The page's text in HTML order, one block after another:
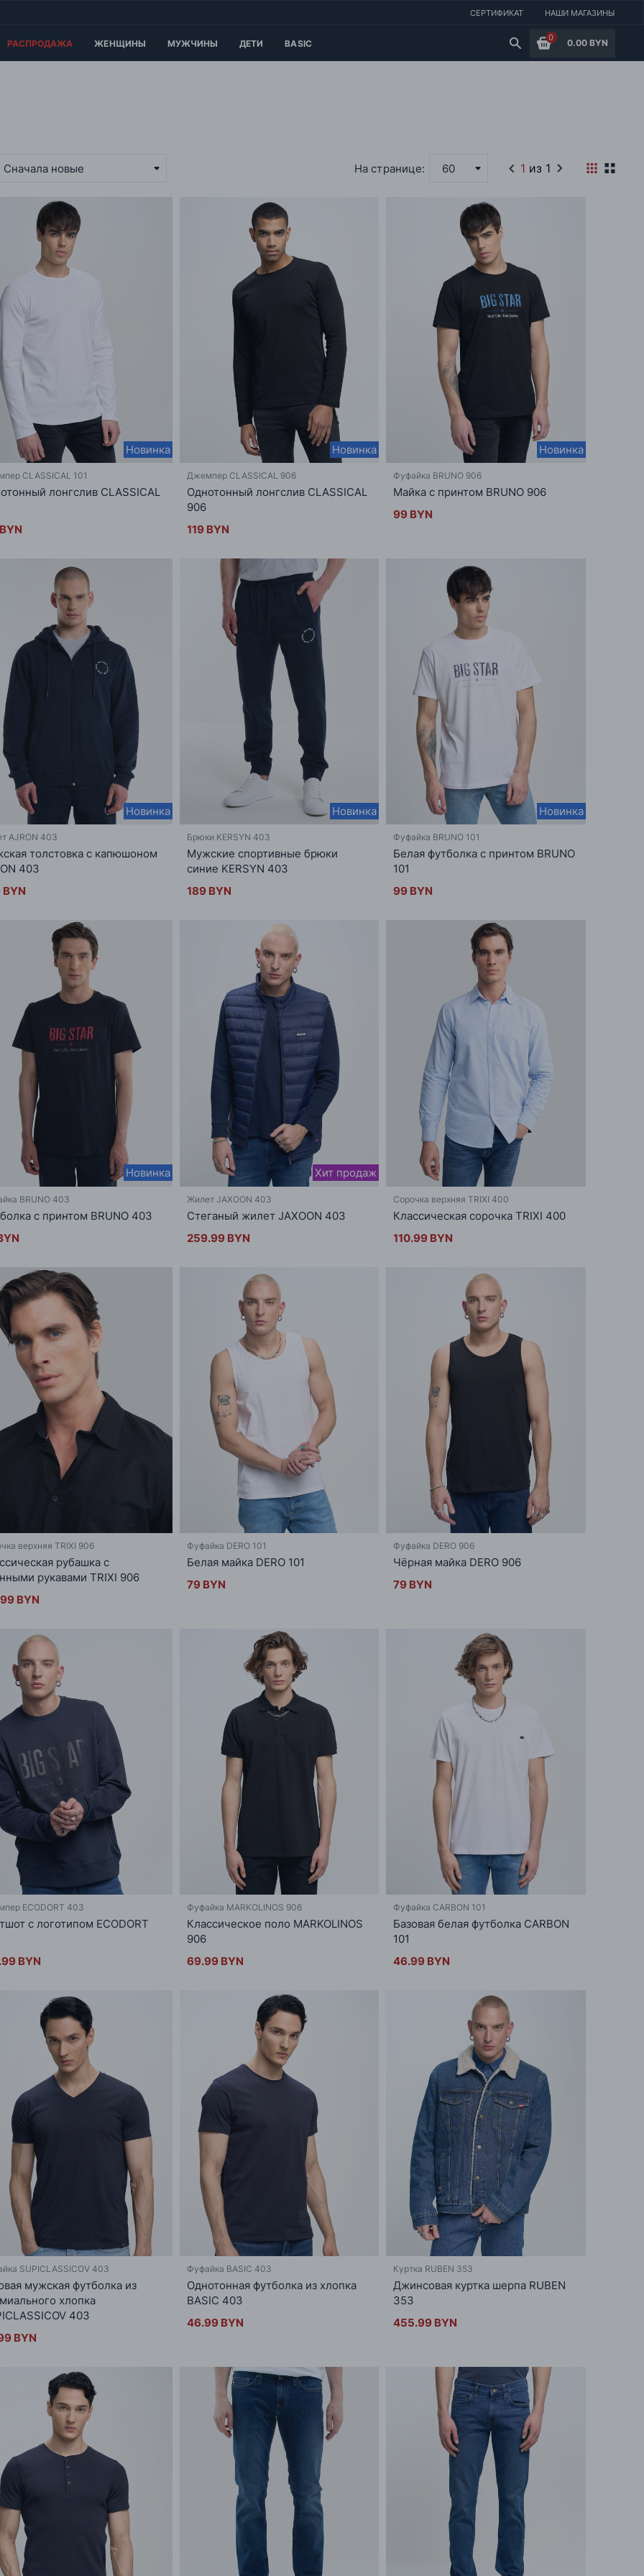
СЕРТИФИКАТ НАШИ МАГАЗИНЫ
РАСПРОДАЖА ЖЕНЩИНЫ МУЖЧИНЫ ДЕТИ BASIC
0
0.00 BYN
Сначала новые На странице: 60 1 из 1
Новинка
CLASSICAL 101
лонгслив CLASSICAL
Новинка
Джемпер CLASSICAL 906
Однотонный лонгслив CLASSICAL
906
119 BYN
Новинка
Фуфайка BRUNO 906
Майка с принтом BRUNO 906
99 BYN
Новинка
AJRON 403
толстовка с капюшоном
403
Новинка
Брюки KERSYN 403
Мужские спортивные брюки
синие KERSYN 403
189 BYN
Новинка
Фуфайка BRUNO 101
Белая футболка с принтом BRUNO
101
99 BYN
Новинка
BRUNO 403
с принтом BRUNO 403
Хит продаж
Жилет JAXOON 403
Стеганый жилет JAXOON 403
259.99 BYN
Сорочка верхняя TRIXI 400
Классическая сорочка TRIXI 400
110.99 BYN
верхняя TRIXI 906
рубашка с
рукавами TRIXI 906
BYN
Фуфайка DERO 101
Белая майка DERO 101
79 BYN
Фуфайка DERO 906
Чёрная майка DERO 906
79 BYN
ECODORT 403
с логотипом ECODORT
BYN
Фуфайка MARKOLINOS 906
Классическое поло MARKOLINOS
906
69.99 BYN
Фуфайка CARBON 101
Базовая белая футболка CARBON
101
46.99 BYN
SUPICLASSICOV 403
мужская футболка из
хлопка
403
BYN
Фуфайка BASIC 403
Однотонная футболка из хлопка
BASIC 403
46.99 BYN
Куртка RUBEN 353
Джинсовая куртка шерпа RUBEN
353
455.99 BYN